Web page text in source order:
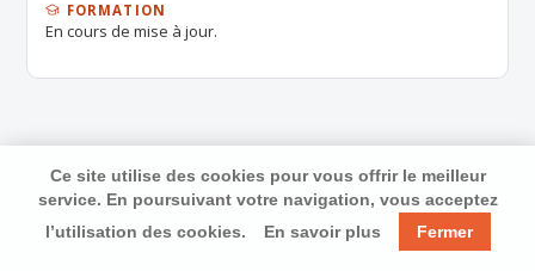
FORMATION
En cours de mise à jour.
Ce site utilise des cookies pour vous offrir le meilleur
service. En poursuivant votre navigation, vous acceptez
l’utilisation des cookies.
En savoir plus Fermer